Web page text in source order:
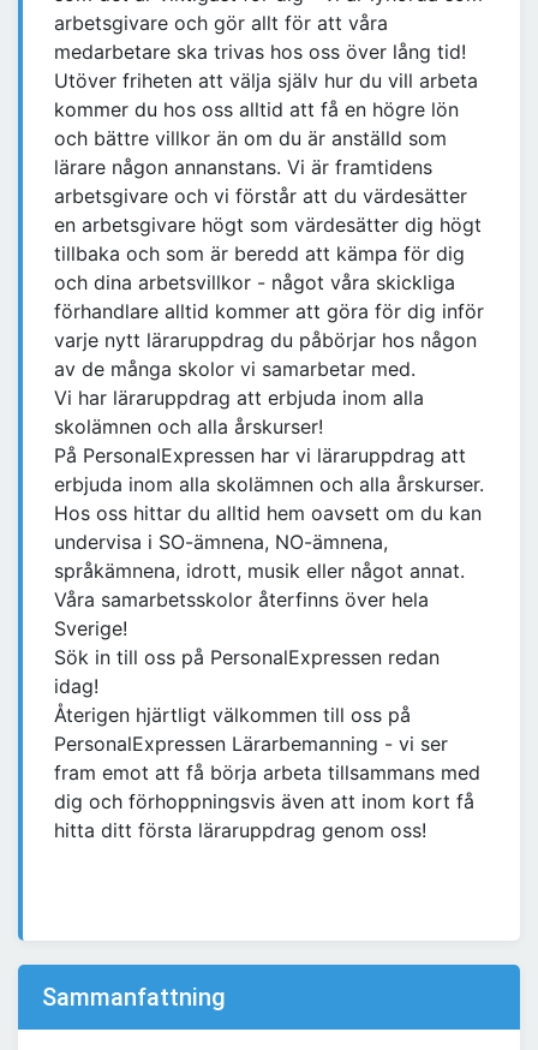
arbetsgivare och gör allt för att våra
medarbetare ska trivas hos oss över lång tid!
Utöver friheten att välja själv hur du vill arbeta
kommer du hos oss alltid att få en högre lön
och bättre villkor än om du är anställd som
lärare någon annanstans. Vi är framtidens
arbetsgivare och vi förstår att du värdesätter
en arbetsgivare högt som värdesätter dig högt
tillbaka och som är beredd att kämpa för dig
och dina arbetsvillkor - något våra skickliga
förhandlare alltid kommer att göra för dig inför
varje nytt läraruppdrag du påbörjar hos någon
av de många skolor vi samarbetar med.
Vi har läraruppdrag att erbjuda inom alla
skolämnen och alla årskurser!
På PersonalExpressen har vi läraruppdrag att
erbjuda inom alla skolämnen och alla årskurser.
Hos oss hittar du alltid hem oavsett om du kan
undervisa i SO-ämnena, NO-ämnena,
språkämnena, idrott, musik eller något annat.
Våra samarbetsskolor återfinns över hela
Sverige!
Sök in till oss på PersonalExpressen redan
idag!
Återigen hjärtligt välkommen till oss på
PersonalExpressen Lärarbemanning - vi ser
fram emot att få börja arbeta tillsammans med
dig och förhoppningsvis även att inom kort få
hitta ditt första läraruppdrag genom oss!
Sammanfattning